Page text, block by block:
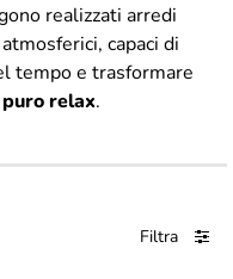
realizzati arredi
capaci di
tempo e trasformare
relax.
Filtra